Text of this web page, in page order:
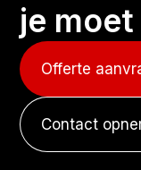
je
Offerte
Contact